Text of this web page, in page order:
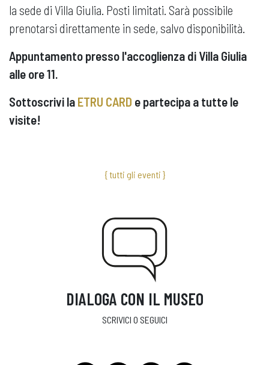
la sede di Villa Giulia. Posti limitati. Sarà possibile
prenotarsi direttamente in sede, salvo disponibilità.
Appuntamento presso l'accoglienza di Villa Giulia
alle ore 11.
Sottoscrivi la ETRU CARD e partecipa a tutte le
visite!
{ tutti gli eventi }
DIALOGA CON IL MUSEO
SCRIVICI O SEGUICI